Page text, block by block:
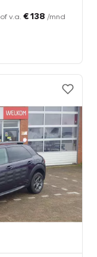
of v.a. € 138 /mnd